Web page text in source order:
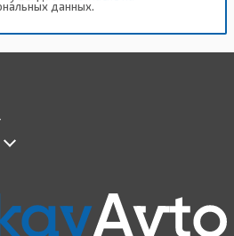
данных.